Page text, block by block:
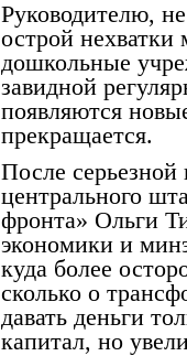
Руководителю,
острой нехватки
дошкольные
завидной
появляются
прекращается.
После серьезной
центрального
фронта» Ольги
экономики и
куда более
сколько о
давать деньги
капитал, но